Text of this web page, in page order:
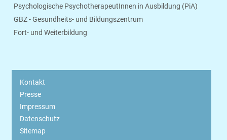
Psychologische PsychotherapeutInnen in Ausbildung (PiA)
GBZ - Gesundheits- und Bildungszentrum
Fort- und Weiterbildung
Kontakt
Presse
Impressum
Datenschutz
Sitemap